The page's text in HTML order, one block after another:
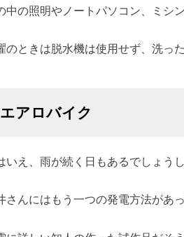
中の照明やノートパソコン、ミシ
のときは脱水機は使用せず、洗っ
エアロバイク
いえ、雨が続く日もあるでしょう
さんにはもう一つの発電方法があ